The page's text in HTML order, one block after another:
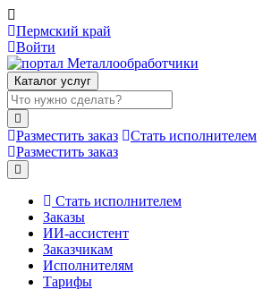
Пермский край
Войти
Каталог услуг
Разместить заказ
Стать исполнителем
Разместить заказ
Стать исполнителем
Заказы
ИИ-ассистент
Заказчикам
Исполнителям
Тарифы